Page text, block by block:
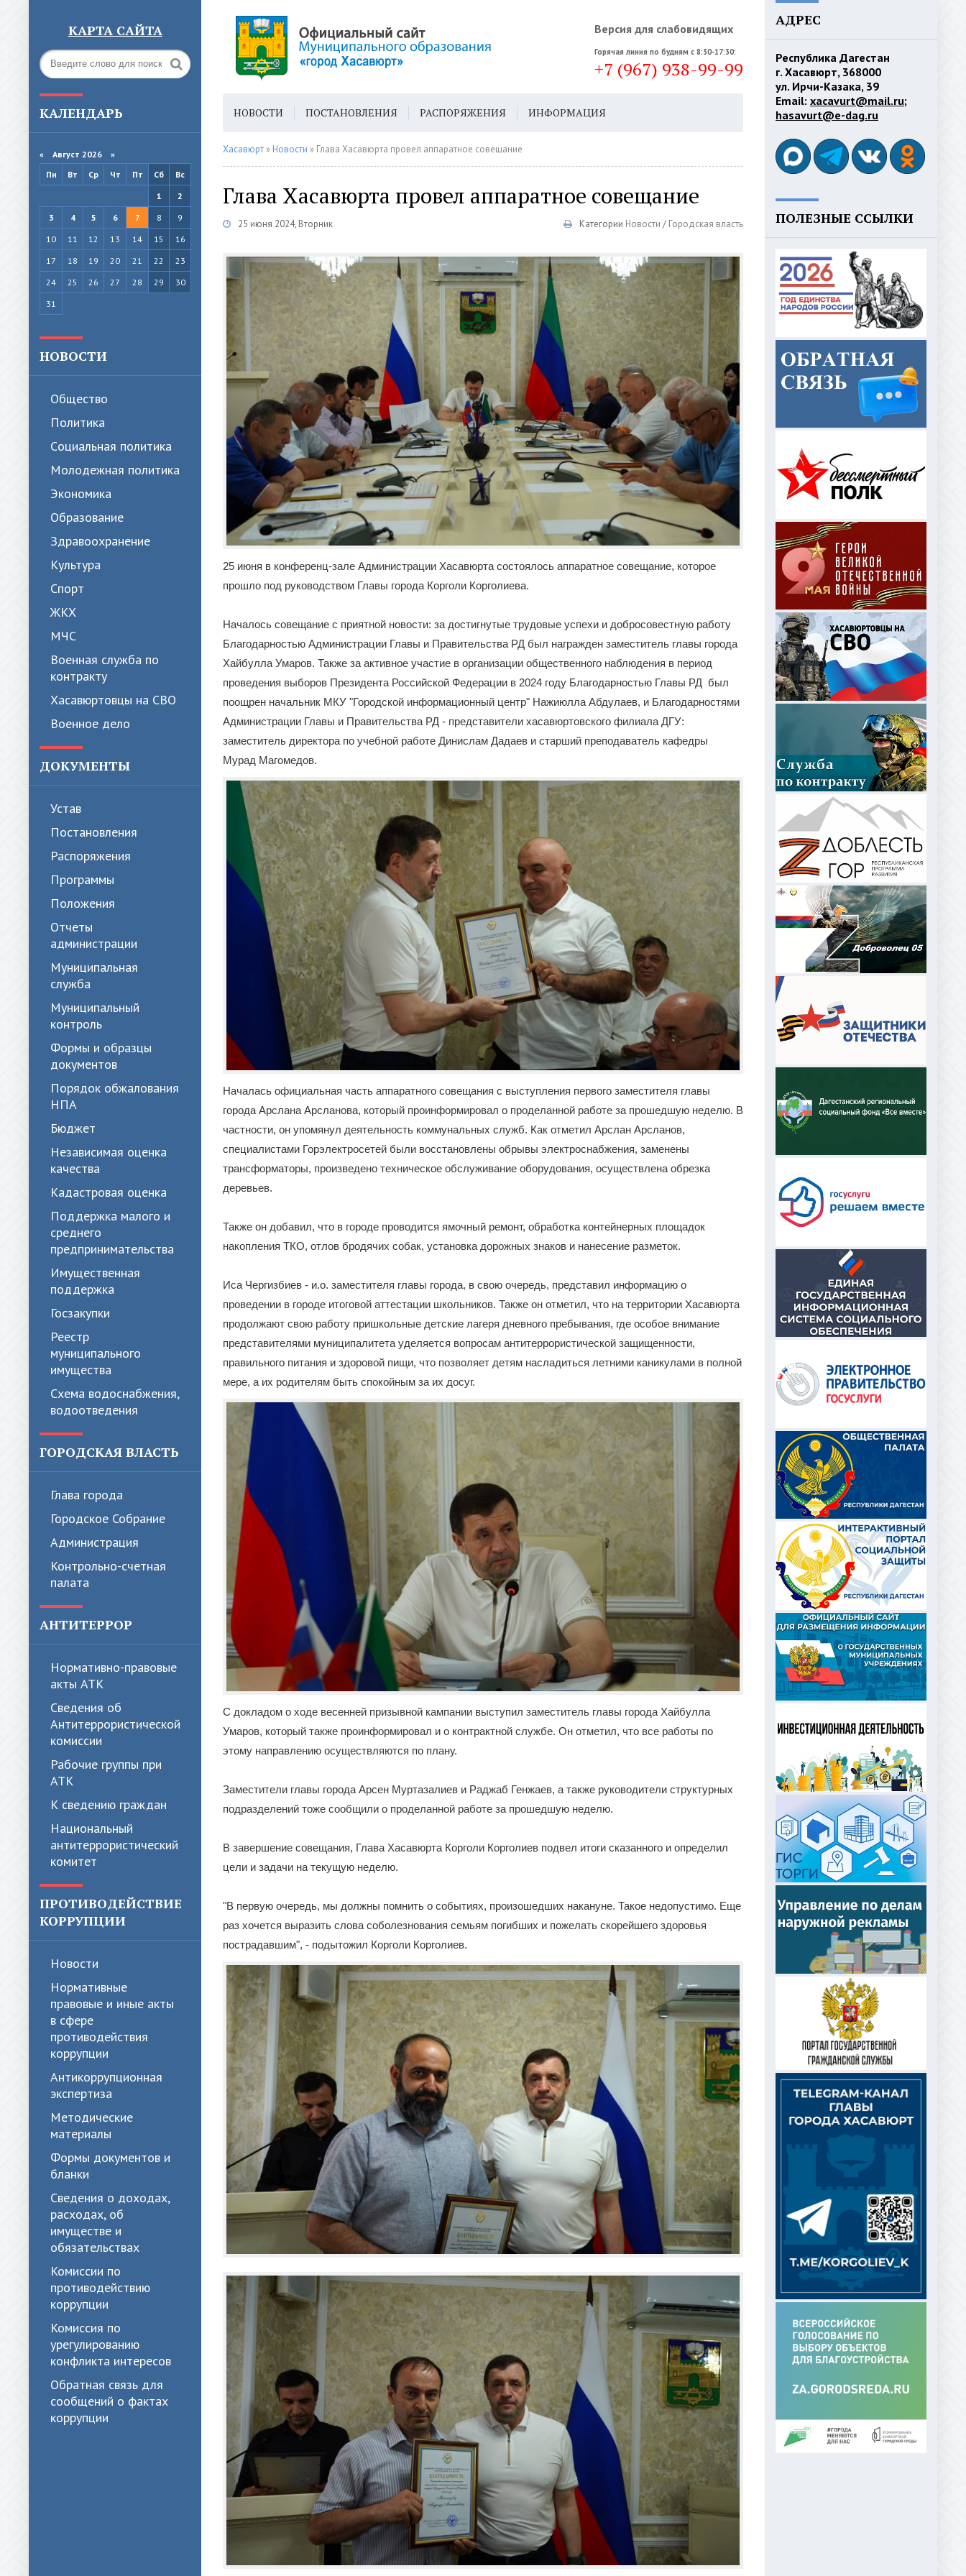
КАРТА САЙТА Версия для слабовидящих
Горячая линия по будням с 8:30-17:30:
+7 (967) 938-99-99
КАЛЕНДАРЬ
« Август 2026 »
Пн
Вт Ср Чт Пт Сб
Вс
1
2
3
4 5 6 7 8
9
10
11 12 13 14 15
16
17
18 19 20 21 22
23
24
25 26 27 28 29
30
31
НОВОСТИ
Общество
Политика
Cоциальная политика
Молодежная политика
Экономика
Образование
Здравоохранение
Культура
Спорт
ЖКХ
МЧС
Военная служба по
контракту
Хасавюртовцы на СВО
Военное дело
ДОКУМЕНТЫ
Устав
Постановления
Распоряжения
Программы
Положения
Отчеты
администрации
Муниципальная
служба
Муниципальный
контроль
Формы и образцы
документов
Порядок обжалования
НПА
Бюджет
Независимая оценка
качества
Кадастровая оценка
Поддержка малого и
среднего
предпринимательства
Имущественная
поддержка
Госзакупки
Реестр
муниципального
имущества
Схема водоснабжения,
водоотведения
ГОРОДСКАЯ ВЛАСТЬ
Глава города
Городское Собрание
Администрация
Контрольно-счетная
палата
АНТИТЕРРОР
Нормативно-правовые
акты АТК
Сведения об
Антитеррористической
комиссии
Рабочие группы при
АТК
К сведению граждан
Национальный
антитеррористический
комитет
ПРОТИВОДЕЙСТВИЕ
КОРРУПЦИИ
Новости
Нормативные
правовые и иные акты
в сфере
противодействия
коррупции
Антикоррупционная
экспертиза
Методические
материалы
Формы документов и
бланки
Сведения о доходах,
расходах, об
имуществе и
обязательствах
Комиссии по
противодействию
коррупции
Комиссия по
урегулированию
конфликта интересов
Обратная связь для
сообщений о фактах
коррупции
НОВОСТИ ПОСТАНОВЛЕНИЯ РАСПОРЯЖЕНИЯ ИНФОРМАЦИЯ
ГОРОДСКАЯ СРЕДА ГЕН. ПЛАН
Хасавюрт » Новости » Глава Хасавюрта провел аппаратное совещание
Глава Хасавюрта провел аппаратное совещание
25 июня 2024, Вторник Категории Новости / Городская власть
25 июня в конференц-зале Администрации Хасавюрта состоялось аппаратное совещание, которое
прошло под руководством Главы города Корголи Корголиева.
Началось совещание с приятной новости: за достигнутые трудовые успехи и добросовестную работу
Благодарностью Администрации Главы и Правительства РД был награжден заместитель главы города
Хайбулла Умаров. Также за активное участие в организации общественного наблюдения в период
проведения выборов Президента Российской Федерации в 2024 году Благодарностью Главы РД был
поощрен начальник МКУ "Городской информационный центр" Нажиюлла Абдулаев, и Благодарностями
Администрации Главы и Правительства РД - представители хасавюртовского филиала ДГУ:
заместитель директора по учебной работе Динислам Дадаев и старший преподаватель кафедры
Мурад Магомедов.
Началась официальная часть аппаратного совещания с выступления первого заместителя главы
города Арслана Арсланова, который проинформировал о проделанной работе за прошедшую неделю. В
частности, он упомянул деятельность коммунальных служб. Как отметил Арслан Арсланов,
специалистами Горэлектросетей были восстановлены обрывы электроснабжения, заменены
трансформаторы, произведено техническое обслуживание оборудования, осуществлена обрезка
деревьев.
Также он добавил, что в городе проводится ямочный ремонт, обработка контейнерных площадок
накопления ТКО, отлов бродячих собак, установка дорожных знаков и нанесение разметок.
Иса Чергизбиев - и.о. заместителя главы города, в свою очередь, представил информацию о
проведении в городе итоговой аттестации школьников. Также он отметил, что на территории Хасавюрта
продолжают свою работу пришкольные детские лагеря дневного пребывания, где особое внимание
представителями муниципалитета уделяется вопросам антитеррористической защищенности,
правильного питания и здоровой пищи, что позволяет детям насладиться летними каникулами в полной
мере, а их родителям быть спокойным за их досуг.
С докладом о ходе весенней призывной кампании выступил заместитель главы города Хайбулла
Умаров, который также проинформировал и о контрактной службе. Он отметил, что все работы по
этому направлению осуществляются по плану.
Заместители главы города Арсен Муртазалиев и Раджаб Генжаев, а также руководители структурных
подразделений тоже сообщили о проделанной работе за прошедшую неделю.
В завершение совещания, Глава Хасавюрта Корголи Корголиев подвел итоги сказанного и определил
цели и задачи на текущую неделю.
"В первую очередь, мы должны помнить о событиях, произошедших накануне. Такое недопустимо. Еще
раз хочется выразить слова соболезнования семьям погибших и пожелать скорейшего здоровья
пострадавшим", - подытожил Корголи Корголиев.
АДРЕС
Республика Дагестан
г. Хасавюрт, 368000
ул. Ирчи-Казака, 39
Email: xacavurt@mail.ru;
hasavurt@e-dag.ru
ПОЛЕЗНЫЕ ССЫЛКИ